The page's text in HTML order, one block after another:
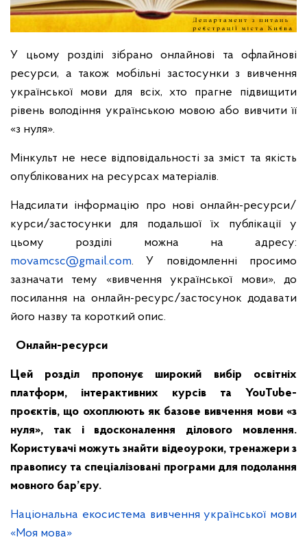
У цьому розділі зібрано онлайнові та офлайнові
ресурси, а також мобільні застосунки з вивчення
української мови для всіх, хто прагне підвищити
рівень володіння українською мовою або вивчити її
«з нуля».
Мінкульт не несе відповідальності за зміст та якість
опублікованих на ресурсах матеріалів.
Надсилати інформацію про нові онлайн-ресурси/
курси/застосунки для подальшої їх публікації у
цьому розділі можна на адресу:
movamcsc@gmail.com. У повідомленні просимо
зазначати тему «вивчення української мови», до
посилання на онлайн-ресурс/застосунок додавати
його назву та короткий опис.
Онлайн-ресурси
Цей розділ пропонує широкий вибір освітніх
платформ, інтерактивних курсів та YouTube-
проєктів, що охоплюють як базове вивчення мови «з
нуля», так і вдосконалення ділового мовлення.
Користувачі можуть знайти відеоуроки, тренажери з
правопису та спеціалізовані програми для подолання
мовного бар’єру.
Національна екосистема вивчення української мови
«Моя мова»